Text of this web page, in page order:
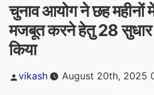
चुनाव आयोग ने छह महीनों
मजबूत करने हेतु 28 सुधार
किया
Posted
vikash August 20th, 2025